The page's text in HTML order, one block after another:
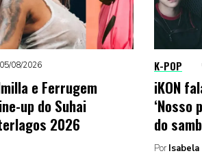
05/08/2026
e Ferrugem
up do Suhai
2026
K-POP
iKON
do
Por